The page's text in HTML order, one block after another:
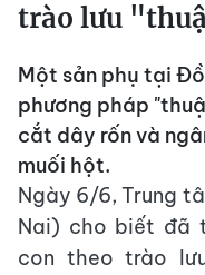
trào lưu
Một sản phụ tại
phương pháp
cắt dây rốn và
muối hột.
Ngày 6/6, Trung
Nai) cho biết đã
con theo trào